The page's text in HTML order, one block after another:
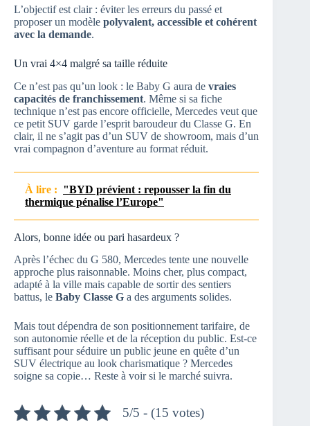
L’objectif est clair : éviter les erreurs du passé et
proposer un modèle polyvalent, accessible et cohérent
avec la demande.
Un vrai 4×4 malgré sa taille réduite
Ce n’est pas qu’un look : le Baby G aura de vraies
capacités de franchissement. Même si sa fiche
technique n’est pas encore officielle, Mercedes veut que
ce petit SUV garde l’esprit baroudeur du Classe G. En
clair, il ne s’agit pas d’un SUV de showroom, mais d’un
vrai compagnon d’aventure au format réduit.
À lire : "BYD prévient : repousser la fin du
thermique pénalise l’Europe"
Alors, bonne idée ou pari hasardeux ?
Après l’échec du G 580, Mercedes tente une nouvelle
approche plus raisonnable. Moins cher, plus compact,
adapté à la ville mais capable de sortir des sentiers
battus, le Baby Classe G a des arguments solides.
Mais tout dépendra de son positionnement tarifaire, de
son autonomie réelle et de la réception du public. Est-ce
suffisant pour séduire un public jeune en quête d’un
SUV électrique au look charismatique ? Mercedes
soigne sa copie… Reste à voir si le marché suivra.
5/5 - (15 votes)